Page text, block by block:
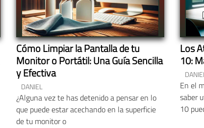
Cómo Limpiar la Pantalla de tu
Monitor o Portátil: Una Guía Sencilla
y Efectiva
DANIEL
¿Alguna vez te has detenido a pensar en lo
que puede estar acechando en la superficie
de tu monitor o
Los
10:
En el
saber
10